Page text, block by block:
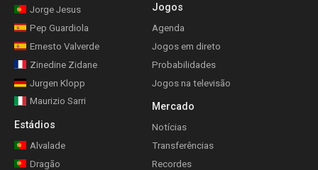
Jorge Jesus
Pep Guardiola
Ernesto Valverde
Zinedine Zidane
Jurgen Klopp
Maurizio Sarri
Estádios
Alvalade
Dragão
Jogos
Agenda
Jogos em direto
Probabilidades
Jogos na televisão
Mercado
Notícias
Transferências
Recordes